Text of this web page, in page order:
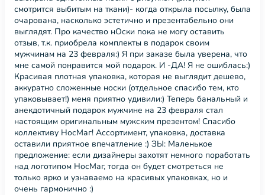
смотрится выбитым на ткани)- когда открыла посылку, была
очарована, насколько эстетично и презентабельно они
выглядят. Про качество нОски пока не могу оставить
отзыв, т.к. приобрела комплекты в подарок своим
мужчинам на 23 февраля:) Я при заказе была уверена, что
мне самой понравится мой подарок. И -ДА! Я не ошиблась:)
Красивая плотная упаковка, которая не выглядит дешево,
аккуратно сложенные носки (отдельное спасибо тем, кто
упаковывает!) меня приятно удивили:) Теперь банальный и
анекдотичный подарок мужчине на 23 февраля стал
настоящим оригинальным мужским презентом! Спасибо
коллективу НосМаг! Ассортимент, упаковка, доставка
оставили приятное впечатление :) ЗЫ: Маленькое
предложение: если дизайнеры захотят немного поработать
над логотипом НосМаг, тогда он будет смотреться не
только ярко и узнаваемо на красивых упаковках, но и
очень гармонично :)